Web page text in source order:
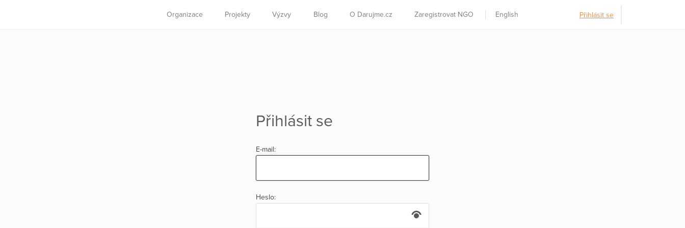
Organizace Projekty Výzvy Blog O Darujme.cz Zaregistrovat NGO English Přihlásit se
Přihlásit se
E-mail:
Heslo: